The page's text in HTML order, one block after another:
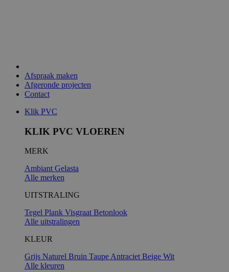
Afspraak maken
Afgeronde projecten
Contact
Klik PVC
KLIK PVC VLOEREN
MERK
AmbiantGelasta
Alle merken
UITSTRALING
Tegel Plank VisgraatBetonlook
Alle uitstralingen
KLEUR
Grijs Naturel Bruin TaupeAntraciet Beige Wit
Alle kleuren